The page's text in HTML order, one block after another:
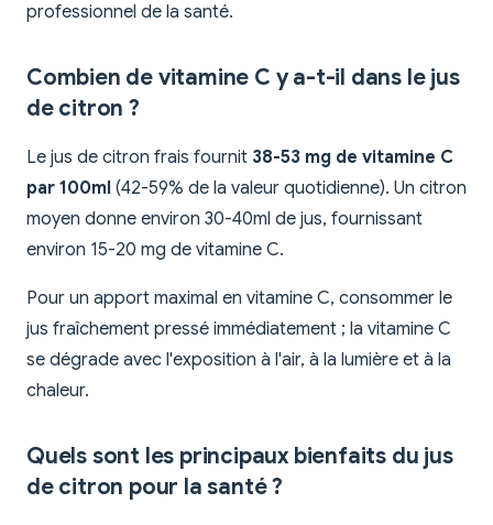
professionnel de la santé.
Combien de vitamine C y a-t-il dans le jus
de citron ?
Le jus de citron frais fournit 38-53 mg de vitamine C
par 100ml (42-59% de la valeur quotidienne). Un citron
moyen donne environ 30-40ml de jus, fournissant
environ 15-20 mg de vitamine C.
Pour un apport maximal en vitamine C, consommer le
jus fraîchement pressé immédiatement ; la vitamine C
se dégrade avec l'exposition à l'air, à la lumière et à la
chaleur.
Quels sont les principaux bienfaits du jus
de citron pour la santé ?